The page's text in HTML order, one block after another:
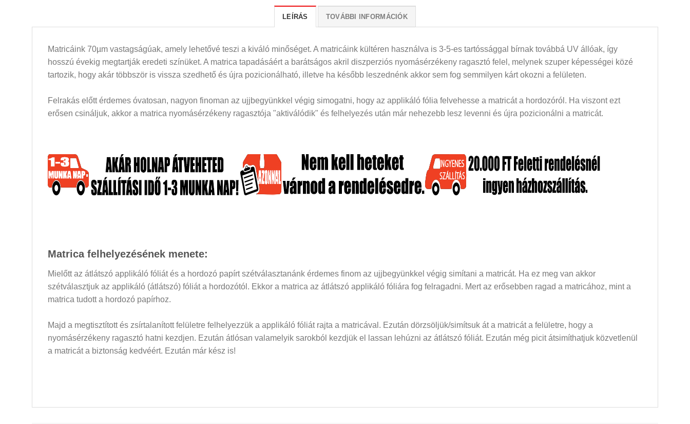
LEÍRÁS TOVÁBBI INFORMÁCIÓK
Matricáink 70µm vastagságúak, amely lehetővé teszi a kiváló minőséget. A matricáink kültéren használva is 3-5-es tartóssággal bírnak továbbá UV állóak, így
hosszú évekig megtartják eredeti színüket. A matrica tapadásáért a barátságos akril diszperziós nyomásérzékeny ragasztó felel, melynek szuper képességei közé
tartozik, hogy akár többször is vissza szedhető és újra pozicionálható, illetve ha később leszednénk akkor sem fog semmilyen kárt okozni a felületen.
Felrakás előtt érdemes óvatosan, nagyon finoman az ujjbegyünkkel végig simogatni, hogy az applikáló fólia felvehesse a matricát a hordozóról. Ha viszont ezt
erősen csináljuk, akkor a matrica nyomásérzékeny ragasztója "aktiválódik" és felhelyezés után már nehezebb lesz levenni és újra pozicionálni a matricát.
Matrica felhelyezésének menete:
Mielőtt az átlátszó applikáló fóliát és a hordozó papírt szétválasztanánk érdemes finom az ujjbegyünkkel végig simítani a matricát. Ha ez meg van akkor
szétválasztjuk az applikáló (átlátszó) fóliát a hordozótól. Ekkor a matrica az átlátszó applikáló fóliára fog felragadni. Mert az erősebben ragad a matricához, mint a
matrica tudott a hordozó papírhoz.
Majd a megtisztított és zsírtalanított felületre felhelyezzük a applikáló fóliát rajta a matricával. Ezután dörzsöljük/simítsuk át a matricát a felületre, hogy a
nyomásérzékeny ragasztó hatni kezdjen. Ezután átlósan valamelyik sarokból kezdjük el lassan lehúzni az átlátszó fóliát. Ezután még picit átsimíthatjuk közvetlenül
a matricát a biztonság kedvéért. Ezután már kész is!